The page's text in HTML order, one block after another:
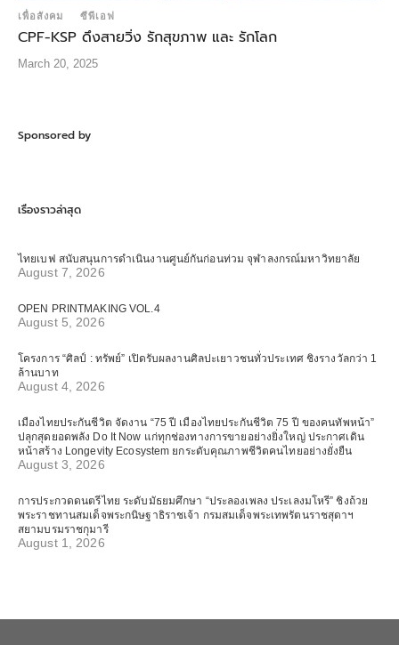
เพื่อสังคม ซีพีเอฟ
CPF-KSP ดึงสายวิ่ง รักสุขภาพ และ รักโลก
March 20, 2025
Sponsored by
เรื่องราวล่าสุด
ไทยเบฟ สนับสนุนการดำเนินงานศูนย์กันก่อนท่วม จุฬาลงกรณ์มหาวิทยาลัย
August 7, 2026
OPEN PRINTMAKING VOL.4
August 5, 2026
โครงการ “ศิลป์ : ทรัพย์” เปิดรับผลงานศิลปะเยาวชนทั่วประเทศ ชิงรางวัลกว่า 1
ล้านบาท
August 4, 2026
เมืองไทยประกันชีวิต จัดงาน “75 ปี เมืองไทยประกันชีวิต 75 ปี ของคนทัพหน้า”
ปลุกสุดยอดพลัง Do It Now แก่ทุกช่องทางการขายอย่างยิ่งใหญ่ ประกาศเดิน
หน้าสร้าง Longevity Ecosystem ยกระดับคุณภาพชีวิตคนไทยอย่างยั่งยืน
August 3, 2026
การประกวดดนตรีไทย ระดับมัธยมศึกษา “ประลองเพลง ประเลงมโหรี” ชิงถ้วย
พระราชทานสมเด็จพระกนิษฐาธิราชเจ้า กรมสมเด็จพระเทพรัตนราชสุดาฯ
สยามบรมราชกุมารี
August 1, 2026